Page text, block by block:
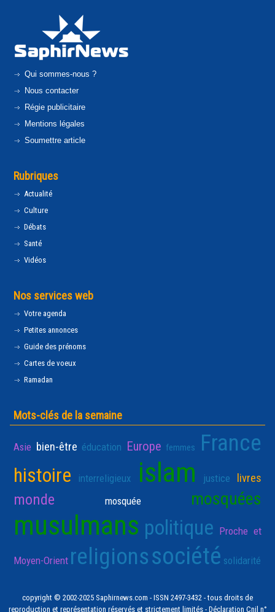
Qui sommes-nous ?
Nous contacter
Régie publicitaire
Mentions légales
Soumettre article
Rubriques
Actualité
Culture
Débats
Santé
Vidéos
Nos services web
Votre agenda
Petites annonces
Guide des prénoms
Cartes de voeux
Ramadan
Mots-clés de la semaine
Asie bien-être éducation Europe femmes France
histoire interreligieux islam justice livres
monde mosquée mosquées
musulmans politique Proche et
Moyen-Orient religionssociété solidarité
copyright © 2002-2025 Saphirnews.com - ISSN 2497-3432 - tous droits de
reproduction et représentation réservés et strictement limités - Déclaration Cnil n°